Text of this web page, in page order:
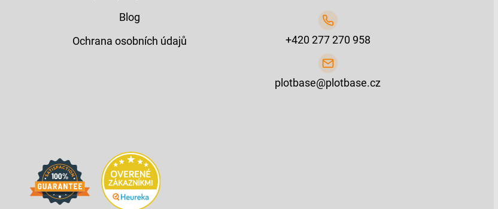
Blog
Ochrana osobních údajů
+420 277 270 958
plotbase@plotbase.cz